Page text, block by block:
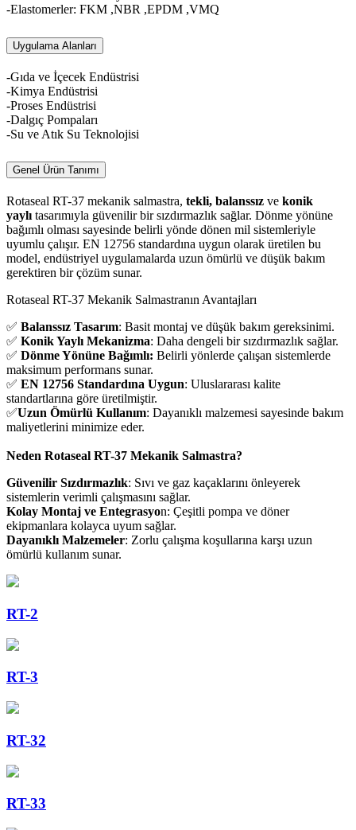
-Elastomerler: FKM ,NBR ,EPDM ,VMQ
Uygulama Alanları
-Gıda ve İçecek Endüstrisi
-Kimya Endüstrisi
-Proses Endüstrisi
-Dalgıç Pompaları
-Su ve Atık Su Teknolojisi
Genel Ürün Tanımı
Rotaseal RT-37 mekanik salmastra, tekli, balanssız ve konik
yaylı tasarımıyla güvenilir bir sızdırmazlık sağlar. Dönme yönüne
bağımlı olması sayesinde belirli yönde dönen mil sistemleriyle
uyumlu çalışır. EN 12756 standardına uygun olarak üretilen bu
model, endüstriyel uygulamalarda uzun ömürlü ve düşük bakım
gerektiren bir çözüm sunar.
Rotaseal RT-37 Mekanik Salmastranın Avantajları
✅ Balanssız Tasarım: Basit montaj ve düşük bakım gereksinimi.
✅ Konik Yaylı Mekanizma: Daha dengeli bir sızdırmazlık sağlar.
✅ Dönme Yönüne Bağımlı: Belirli yönlerde çalışan sistemlerde
maksimum performans sunar.
✅ EN 12756 Standardına Uygun: Uluslararası kalite
standartlarına göre üretilmiştir.
✅Uzun Ömürlü Kullanım: Dayanıklı malzemesi sayesinde bakım
maliyetlerini minimize eder.
Neden Rotaseal RT-37 Mekanik Salmastra?
Güvenilir Sızdırmazlık: Sıvı ve gaz kaçaklarını önleyerek
sistemlerin verimli çalışmasını sağlar.
Kolay Montaj ve Entegrasyon: Çeşitli pompa ve döner
ekipmanlara kolayca uyum sağlar.
Dayanıklı Malzemeler: Zorlu çalışma koşullarına karşı uzun
ömürlü kullanım sunar.
RT-2
RT-3
RT-32
RT-33